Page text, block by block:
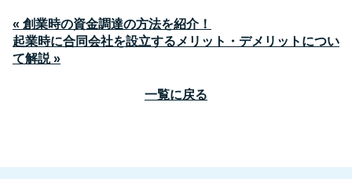
« 創業時の資金調達の方法を紹介！
起業時に合同会社を設立するメリット・デメリットについ
て解説 »
一覧に戻る